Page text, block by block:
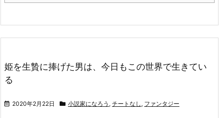
姫を生贄に捧げた男は、今日もこの世界で生きてい
る
2020年2月22日 小説家になろう , チートなし , ファンタジー